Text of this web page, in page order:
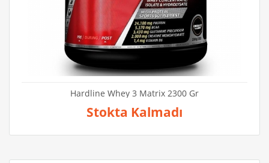
Hardline Whey 3 Matrix 2300 Gr
Stokta Kalmadı